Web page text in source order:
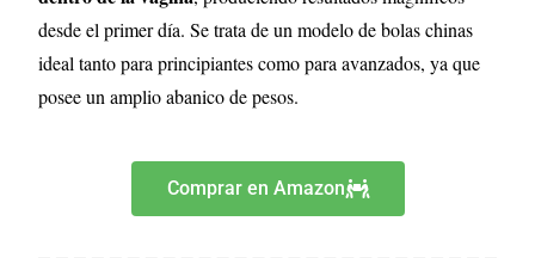
desde el primer día. Se trata de un modelo de bolas chinas
ideal tanto para principiantes como para avanzados, ya que
posee un amplio abanico de pesos.
Comprar en Amazon